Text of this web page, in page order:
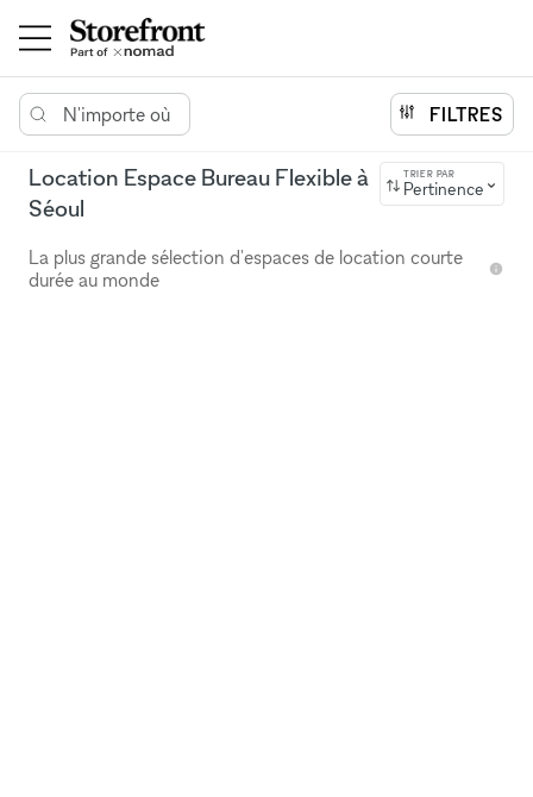
N'importe où FILTRES
Location Espace Bureau Flexible à
Séoul
TRIER PAR
Pertinence
La plus grande sélection d'espaces de location courte
durée au monde